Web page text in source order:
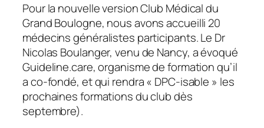
Pour la nouvelle version Club Médical du
Grand Boulogne, nous avons accueilli 20
médecins généralistes participants. Le Dr
Nicolas Boulanger, venu de Nancy, a évoqué
Guideline.care, organisme de formation qu’il
a co-fondé, et qui rendra « DPC-isable » les
prochaines formations du club dès
septembre).